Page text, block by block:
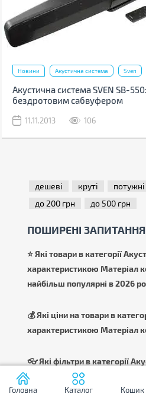
Новини Акустична система Sven
Акустична система SVEN SB-
бездротовим сабвуфером
11.11.2013 106
дешеві круті потужні
до 200 грн
до 500 грн
ПОШИРЕНІ ЗАПИТАННЯ
⭐ Які товари в категорії
характеристикою Матеріал
найбільш популярні в 2026
💰 Які ціни на товари в
характеристикою Матеріал
👓 Які фільтри в категорії
частіше використовують при
Головна Каталог Кошик